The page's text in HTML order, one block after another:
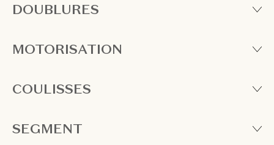
DOUBLURES
MOTORISATION
COULISSES
SEGMENT